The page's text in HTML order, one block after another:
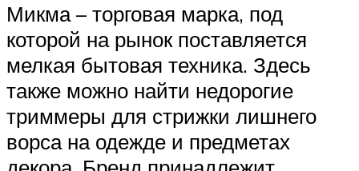
Микма – торговая марка, под
которой на рынок поставляется
мелкая бытовая техника. Здесь
также можно найти недорогие
триммеры для стрижки лишнего
ворса на одежде и предметах